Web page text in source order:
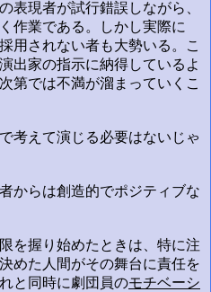
表現者が試行錯誤しながら、
作業である。しかし実際に
用されない者も大勢いる。こ
出家の指示に納得しているよ
第では不満が溜まっていくこ
考えて演じる必要はないじゃ
からは創造的でポジティブな
を握り始めたときは、特に注
めた人間がその舞台に責任を
と同時に劇団員のモチベーシ